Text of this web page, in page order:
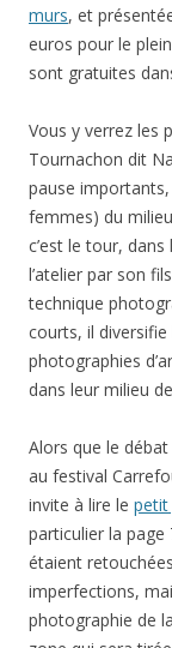
murs, et
euros pour le
sont gratuites
Vous y verrez les
Tournachon dit
pause
femmes) du
c’est le tour,
l’atelier par son
technique
courts, il diversifie
photographies
dans leur milieu
Alors que le
au festival
invite à lire le petit
particulier la page
étaient
imperfections,
photographie de